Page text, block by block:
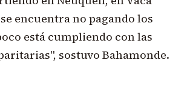
encuentra no pagando los
está cumpliendo con las
sostuvo Bahamonde.